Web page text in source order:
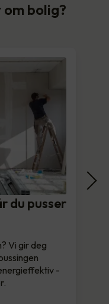
bolig?
du pusser
Vi gir deg
-